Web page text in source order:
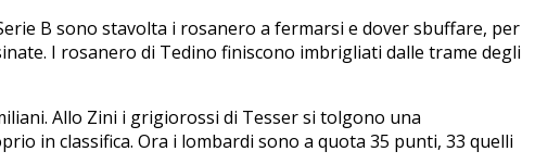
B sono stavolta i rosanero a fermarsi e dover sbuffare, per
I rosanero di Tedino finiscono imbrigliati dalle trame degli
Allo Zini i grigiorossi di Tesser si tolgono una
in classifica. Ora i lombardi sono a quota 35 punti, 33 quelli